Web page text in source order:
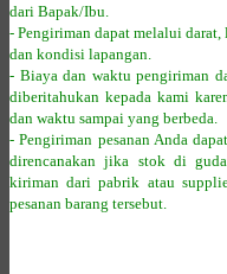
dari Bapak/Ibu.
- Pengiriman dapat melalui
dan kondisi lapangan.
- Biaya dan waktu pengiriman
diberitahukan kepada kami
dan waktu sampai yang berbeda.
- Pengiriman pesanan Anda
direncanakan jika stok di
kiriman dari pabrik atau
pesanan barang tersebut.